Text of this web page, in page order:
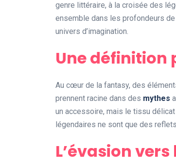
genre littéraire, à la croisée des
ensemble dans les profondeurs
univers d’imagination.
Une définition
Au cœur de la fantasy, des
prennent racine dans des mythes
un accessoire, mais le tissu
légendaires ne sont que des
L’évasion